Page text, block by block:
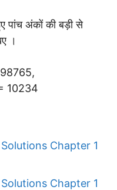
पांच अंकों की बड़ी से
।
98765,
10234
Chapter 1
Chapter 1